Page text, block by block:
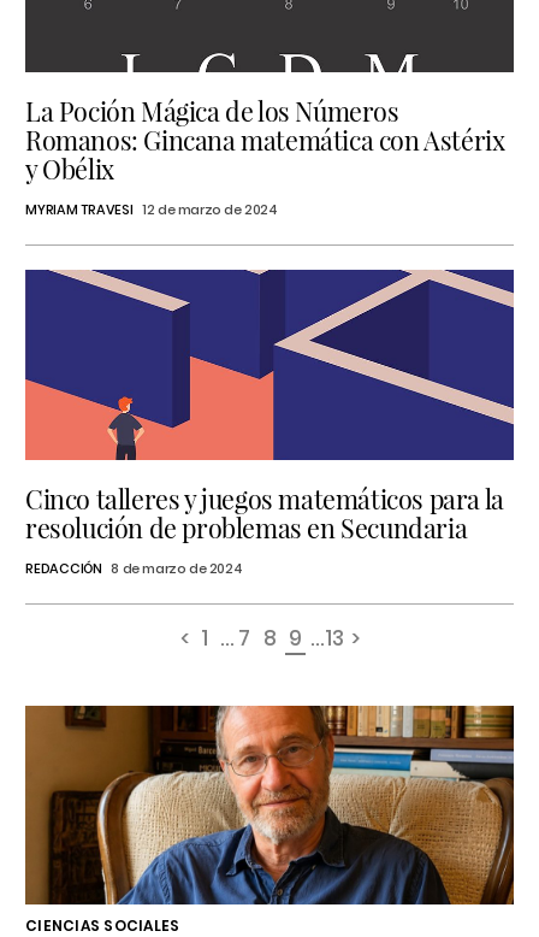
La Poción Mágica de los Números
Romanos: Gincana matemática con Astérix
y Obélix
MYRIAM TRAVESI 12 de marzo de 2024
Cinco talleres y juegos matemáticos para la
resolución de problemas en Secundaria
REDACCIÓN 8 de marzo de 2024
< 1 ... 7 8 9 ...13 >
CIENCIAS SOCIALES